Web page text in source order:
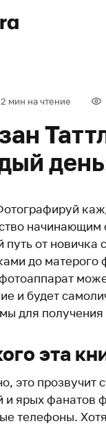
2 мин на чтение
начинающим
путь от
до матерого
и будет
для
эта
это прозвучит
и ярых фанатов
телефоны.